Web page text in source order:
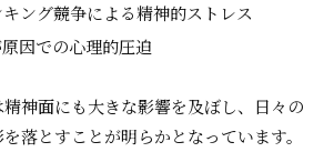
ング競争による精神的ストレス
因での心理的圧迫
神面にも大きな影響を及ぼし、日々の
落とすことが明らかとなっています。